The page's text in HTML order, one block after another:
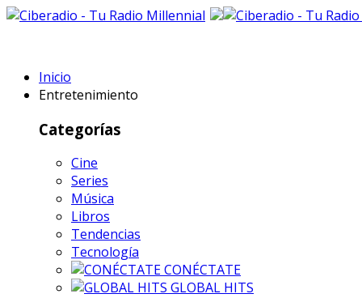
Inicio
Entretenimiento
Categorías
Cine
Series
Música
Libros
Tendencias
Tecnología
CONÉCTATE
GLOBAL HITS